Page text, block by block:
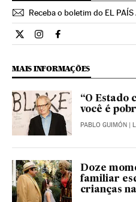
Receba o boletim do EL
Cultura El País Brasil en
Cultura El País Brasil
Cultura El País
MAIS INFORMAÇÕES
“O Estado
você é
PABLO GUIMÓN |
Doze
familiar
crianças